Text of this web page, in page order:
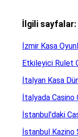
İlgili sayfalar:
İzmir Kasa
Etkileyici Rulet
İtalyan Kasa
İtalyada Casino
İstanbul'daki
İstanbul Kazino